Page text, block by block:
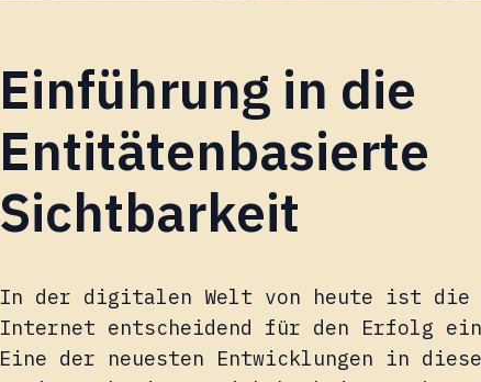
Einführung in die
Entitätenbasierte
Sichtbarkeit
In der digitalen Welt von heute ist die
Internet entscheidend für den Erfolg
Eine der neuesten Entwicklungen in